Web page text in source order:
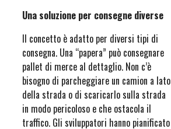
Una soluzione per consegne diverse
Il concetto è adatto per diversi tipi di
consegna. Una “papera” può consegnare
pallet di merce al dettaglio. Non c’è
bisogno di parcheggiare un camion a lato
della strada o di scaricarlo sulla strada
in modo pericoloso e che ostacola il
traffico. Gli sviluppatori hanno pianificato